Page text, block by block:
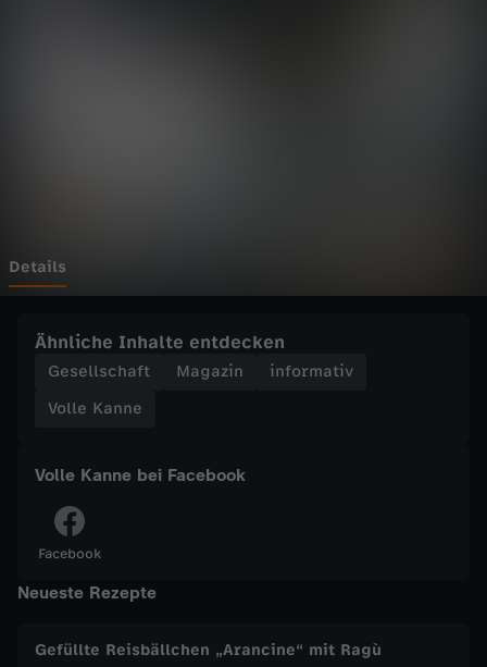
a
t
n
u
n
d
Details
Ähnliche Inhalte entdecken
Gesellschaft Magazin
informativ
Volle Kanne
Volle Kanne bei Facebook
Facebook
Neueste Rezepte
Gefüllte Reisbällchen „Arancine“ mit Ragù